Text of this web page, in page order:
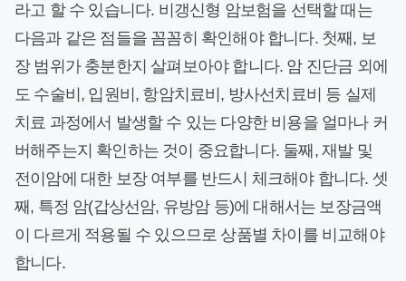
라고 할 수 있습니다. 비갱신형 암보험을 선택할 때는
다음과 같은 점들을 꼼꼼히 확인해야 합니다. 첫째, 보
장 범위가 충분한지 살펴보아야 합니다. 암 진단금 외에
도 수술비, 입원비, 항암치료비, 방사선치료비 등 실제
치료 과정에서 발생할 수 있는 다양한 비용을 얼마나 커
버해주는지 확인하는 것이 중요합니다. 둘째, 재발 및
전이암에 대한 보장 여부를 반드시 체크해야 합니다. 셋
째, 특정 암(갑상선암, 유방암 등)에 대해서는 보장금액
이 다르게 적용될 수 있으므로 상품별 차이를 비교해야
합니다.